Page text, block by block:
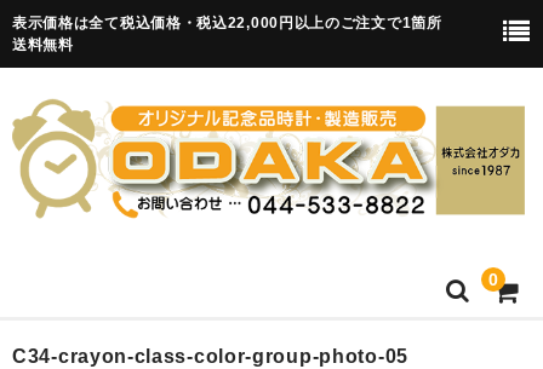
表示価格は全て税込価格・税込22,000円以上のご注文で1箇所
送料無料
0
HOME
C34-crayon-class-color-group-photo-05